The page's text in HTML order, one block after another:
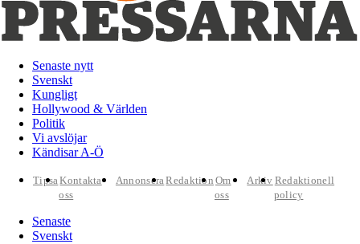
Senaste nytt
Svenskt
Kungligt
Hollywood & Världen
Politik
Vi avslöjar
Kändisar A-Ö
TipsaKontakta
oss
AnnonseraRedaktion Om
oss
Arkiv Redaktionell
policy
Senaste
Svenskt